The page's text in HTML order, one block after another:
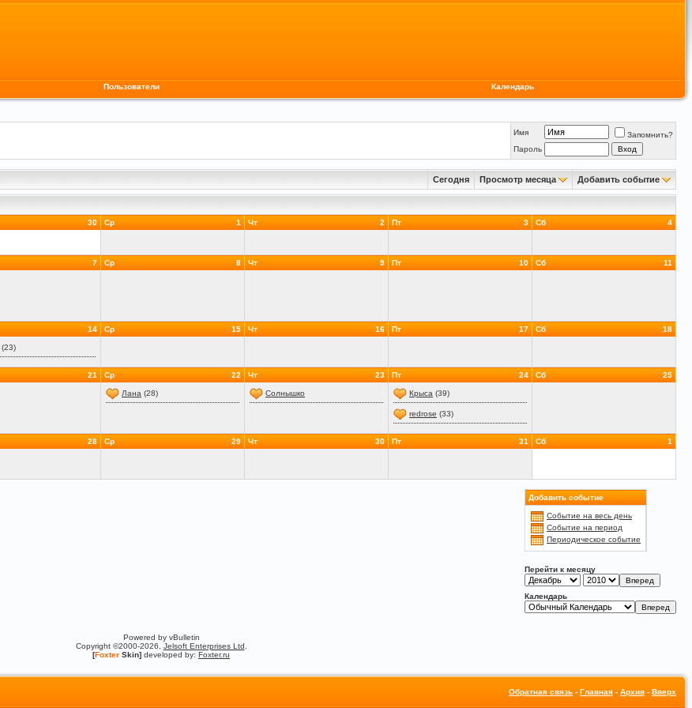
Пользователи Календарь
Имя
Запомнить?
Пароль
Сегодня Просмотр месяца Добавить событие
30 1
Ср 2
Чт 3
Пт 4
Сб
7 8
Ср 9
Чт 10
Пт 11
Сб
14
(23)
15
Ср 16
Чт 17
Пт 18
Сб
21 22
Ср
Лана (28)
23
Чт
Солнышко
24
Пт
Крыса (39)
redrose (33)
25
Сб
28 29
Ср 30
Чт 31
Пт 1
Сб
Добавить событие
Событие на весь день
Событие на период
Периодическое событие
Перейти к месяцу
Календарь
Powered by vBulletin
Copyright ©2000-2026, Jelsoft Enterprises Ltd
[Foxter Skin] developed by: Foxter.ru
Обратная связь - Главная - Архив - Вверх